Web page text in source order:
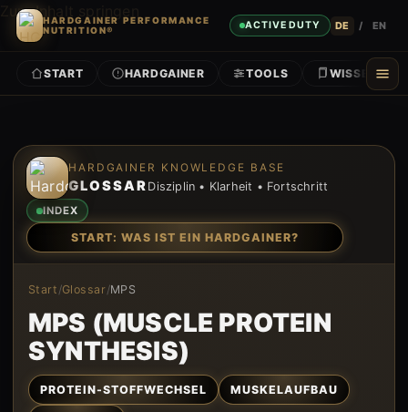
Zum Inhalt springen
HARDGAINER PERFORMANCE
NUTRITION®
ACTIVE DUTY DE / EN
START HARDGAINER TOOLS WISSEN
HARDGAINER KNOWLEDGE BASE
GLOSSAR Disziplin • Klarheit • Fortschritt
INDEX
START: WAS IST EIN HARDGAINER?
Start /Glossar/MPS
MPS (MUSCLE PROTEIN
SYNTHESIS)
PROTEIN-STOFFWECHSEL MUSKELAUFBAU